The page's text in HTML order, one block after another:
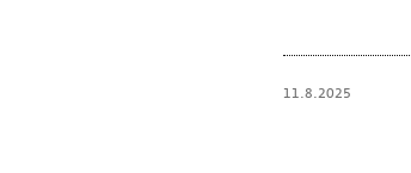
11.8.2025